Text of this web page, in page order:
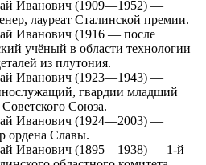
Иванович (1909—1952) —
лауреат Сталинской премии.
Иванович (1916 — после
учёный в области технологии
из плутония.
Иванович (1923—1943) —
гвардии младший
Союза.
Иванович (1924—2003) —
ордена Славы.
Иванович (1895—1938) — 1-й